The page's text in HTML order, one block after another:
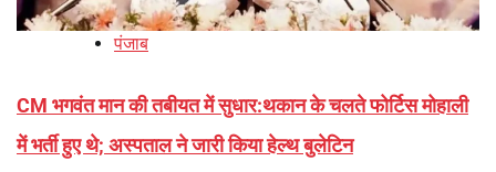
पंजाब
CM भगवंत मान की तबीयत में सुधार:थकान के चलते फोर्टिस मोहाली
में भर्ती हुए थे; अस्पताल ने जारी किया हेल्थ बुलेटिन